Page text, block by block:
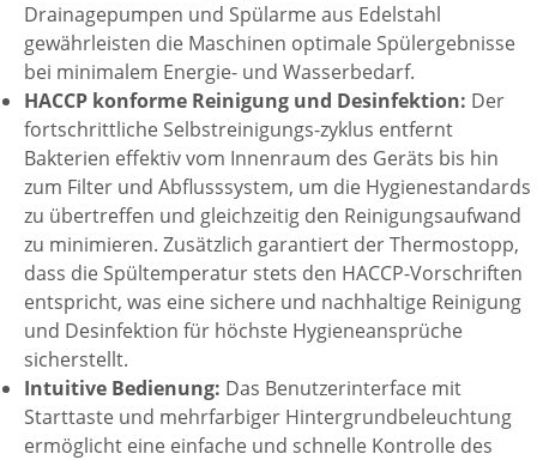
Drainagepumpen und Spülarme aus Edelstahl
gewährleisten die Maschinen optimale Spülergebnisse
bei minimalem Energie- und Wasserbedarf.
HACCP konforme Reinigung und Desinfektion: Der
fortschrittliche Selbstreinigungs-zyklus entfernt
Bakterien effektiv vom Innenraum des Geräts bis hin
zum Filter und Abflusssystem, um die Hygienestandards
zu übertreffen und gleichzeitig den Reinigungsaufwand
zu minimieren. Zusätzlich garantiert der Thermostopp,
dass die Spültemperatur stets den HACCP-Vorschriften
entspricht, was eine sichere und nachhaltige Reinigung
und Desinfektion für höchste Hygieneansprüche
sicherstellt.
Intuitive Bedienung: Das Benutzerinterface mit
Starttaste und mehrfarbiger Hintergrundbeleuchtung
ermöglicht eine einfache und schnelle Kontrolle des